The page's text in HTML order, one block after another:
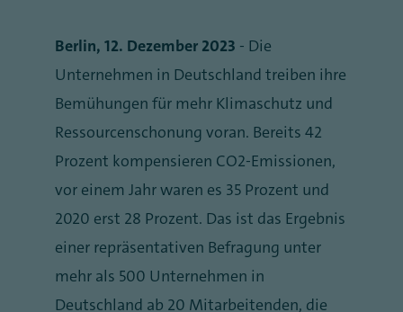
Berlin, 12. Dezember 2023 - Die
Unternehmen in Deutschland treiben ihre
Bemühungen für mehr Klimaschutz und
Ressourcenschonung voran. Bereits 42
Prozent kompensieren CO2-Emissionen,
vor einem Jahr waren es 35 Prozent und
2020 erst 28 Prozent. Das ist das Ergebnis
einer repräsentativen Befragung unter
mehr als 500 Unternehmen in
Deutschland ab 20 Mitarbeitenden, die